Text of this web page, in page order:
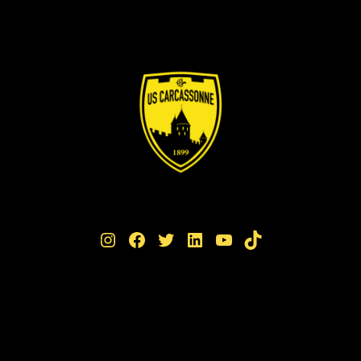
Instagram Facebook Twitter LinkedIn YouTube TikTok